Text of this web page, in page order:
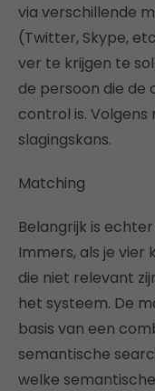
via verschillende
(Twitter, Skype,
ver te krijgen te
de persoon die
control is. Volgens
slagingskans.
Matching
Belangrijk is
Immers, als je
die niet relevant
het systeem. De
basis van een
semantische
welke